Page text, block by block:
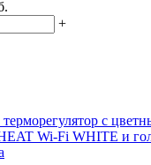
+
с
Wi-Fi WHITE и